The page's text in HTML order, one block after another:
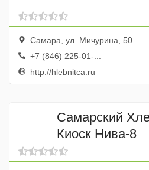
Самара, ул. Мичурина, 50
+7 (846) 225-01-...
http://hlebnitca.ru
Самарский
Киоск Нива-8